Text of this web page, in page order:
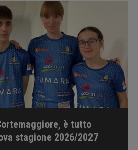
è tutto
stagione 2026/2027